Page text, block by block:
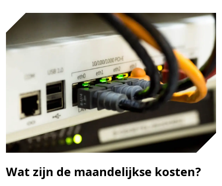
Wat zijn de maandelijkse kosten?